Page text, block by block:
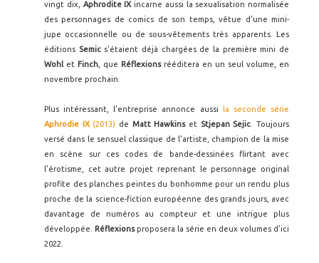
vingt dix, Aphrodite IX incarne aussi la sexualisation normalisée
des personnages de comics de son temps, vêtue d'une mini-
jupe occasionnelle ou de sous-vêtements très apparents. Les
éditions Semics'étaient déjà chargées de la première mini de
Wohl et Finch , que Réflexionsrééditera en un seul volume, en
novembre prochain.
Plus intéressant, l'entreprise annonce aussi
la seconde série
Aphrodie IX(2013) de Matt Hawkinset Stjepan Sejic . Toujours
versé dans le sensuel classique de l'artiste, champion de la mise
en scène sur ces codes de bande-dessinées flirtant avec
l'érotisme, cet autre projet reprenant le personnage original
profite des planches peintes du bonhomme pour un rendu plus
proche de la science-fiction européenne des grands jours, avec
davantage de numéros au compteur et une intrigue plus
développée.
Réflexionsproposera la série en deux volumes d'ici
2022.